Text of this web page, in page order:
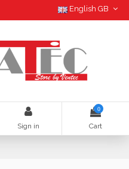
English GB
Sign in
0
Cart